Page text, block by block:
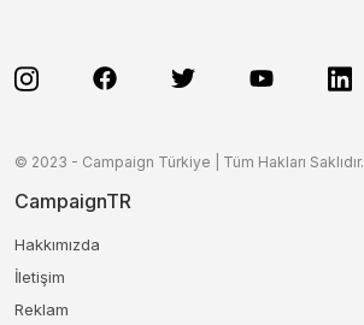
© 2023 - Campaign Türkiye | Tüm Hakları Saklıdır.
CampaignTR
Hakkımızda
İletişim
Reklam